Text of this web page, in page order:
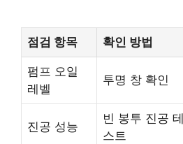
점검 항목 확인 방법
펌프 오일
레벨
투명 창 확인
진공 성능
빈 봉투 진공 테
스트